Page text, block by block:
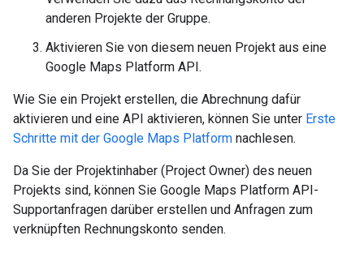
anderen Projekte der Gruppe.
Aktivieren Sie von diesem neuen Projekt aus eine
Google Maps Platform API.
Wie Sie ein Projekt erstellen, die Abrechnung dafür
aktivieren und eine API aktivieren, können Sie unter Erste
Schritte mit der Google Maps Platform nachlesen.
Da Sie der Projektinhaber (Project Owner) des neuen
Projekts sind, können Sie Google Maps Platform API-
Supportanfragen darüber erstellen und Anfragen zum
verknüpften Rechnungskonto senden.